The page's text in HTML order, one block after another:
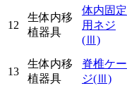
12
生体内移
植器具
体内固定
用ネジ
(Ⅲ)
13
生体内移
植器具
脊椎ケー
ジ(Ⅲ)